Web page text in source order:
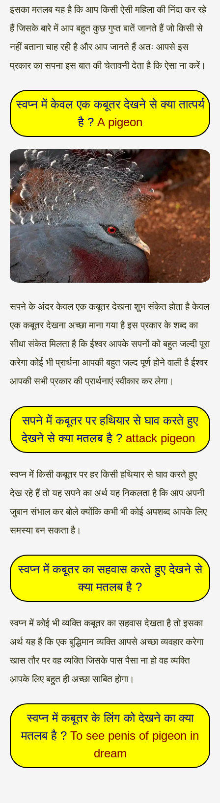
इसका मतलब यह है कि आप किसी ऐसी महिला की निंदा कर रहे
हैं जिसके बारे में आप बहुत कुछ गुप्त बातें जानते हैं जो किसी से
नहीं बताना चाह रही है और आप जानते हैं अतः आपसे इस
प्रकार का सपना इस बात की चेतावनी देता है कि ऐसा ना करें।
स्वप्न में केवल एक कबूतर देखने से क्या तात्पर्य
है ? A pigeon
सपने के अंदर केवल एक कबूतर देखना शुभ संकेत होता है केवल
एक कबूतर देखना अच्छा माना गया है इस प्रकार के शब्द का
सीधा संकेत मिलता है कि ईश्वर आपके सपनों को बहुत जल्दी पूरा
करेगा कोई भी प्रार्थना आपकी बहुत जल्द पूर्ण होने वाली है ईश्वर
आपकी सभी प्रकार की प्रार्थनाएं स्वीकार कर लेगा।
सपने में कबूतर पर हथियार से घाव करते हुए
देखने से क्या मतलब है ? attack pigeon
स्वप्न में किसी कबूतर पर हर किसी हथियार से घाव करते हुए
देख रहे हैं तो यह सपने का अर्थ यह निकलता है कि आप अपनी
जुबान संभाल कर बोले क्योंकि कभी भी कोई अपशब्द आपके लिए
समस्या बन सकता है।
स्वप्न में कबूतर का सहवास करते हुए देखने से
क्या मतलब है ?
स्वप्न में कोई भी व्यक्ति कबूतर का सहवास देखता है तो इसका
अर्थ यह है कि एक बुद्धिमान व्यक्ति आपसे अच्छा व्यवहार करेगा
खास तौर पर वह व्यक्ति जिसके पास पैसा ना हो वह व्यक्ति
आपके लिए बहुत ही अच्छा साबित होगा।
स्वप्न में कबूतर के लिंग को देखने का क्या
मतलब है ? To see penis of pigeon in
dream